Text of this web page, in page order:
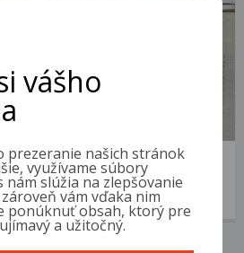
Ford Focus
| 1.6 TDCi | VIN: WF0SXXGCDSAA63612
€ od 7 €/mes.
vášho
prezeranie našich stránok
využívame súbory
nám slúžia na zlepšovanie
vám vďaka nim
ponúknuť obsah, ktorý pre
a užitočný.